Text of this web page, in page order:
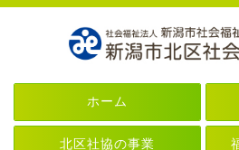
ホーム
北区社協の事業